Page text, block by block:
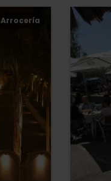
Arrocería